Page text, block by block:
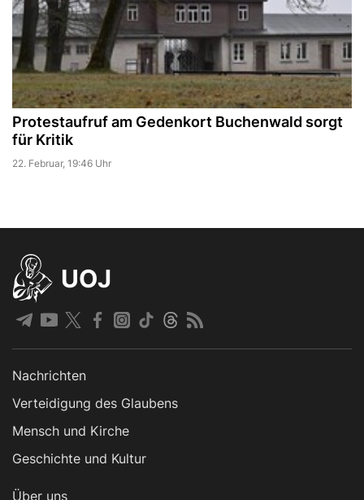
Protestaufruf am Gedenkort Buchenwald sorgt
für Kritik
22. Februar, 19:46 Uhr
UOJ
Nachrichten
Verteidigung des Glaubens
Mensch und Kirche
Geschichte und Kultur
Über uns